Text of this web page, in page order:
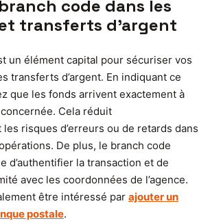
code dans les
transferts d’argent
un élément capital pour sécuriser vos
transferts d’argent. En indiquant ce
que les fonds arrivent exactement à
concernée. Cela réduit
risques d’erreurs ou de retards dans
De plus, le branch code
d’authentifier la transaction et de
avec les coordonnées de l’agence.
être intéressé par ajouter un
postale.